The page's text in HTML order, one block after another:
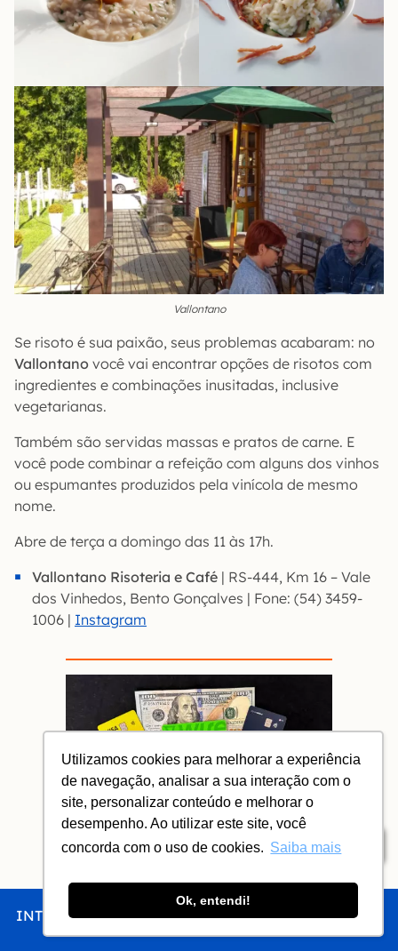
Utilizamos cookies para melhorar a experiência
de navegação, analisar a sua interação com o
site, personalizar conteúdo e melhorar o
desempenho. Ao utilizar este site, você
concorda com o uso de cookies. Saiba mais
Ok, entendi!
INTRO CHEGAR FICAR COMER FAZER
Índice
Vallontano
Se risoto é sua paixão, seus problemas acabaram: no
Vallontano você vai encontrar opções de risotos com
ingredientes e combinações inusitadas, inclusive
vegetarianas.
Também são servidas massas e pratos de carne. E
você pode combinar a refeição com alguns dos vinhos
ou espumantes produzidos pela vinícola de mesmo
nome.
Abre de terça a domingo das 11 às 17h.
Vallontano Risoteria e Café | RS-444, Km 16 – Vale
dos Vinhedos, Bento Gonçalves | Fone: (54) 3459-
1006 | Instagram
Cartões globais para sua viagem
que tem IOF menor que os cartões de